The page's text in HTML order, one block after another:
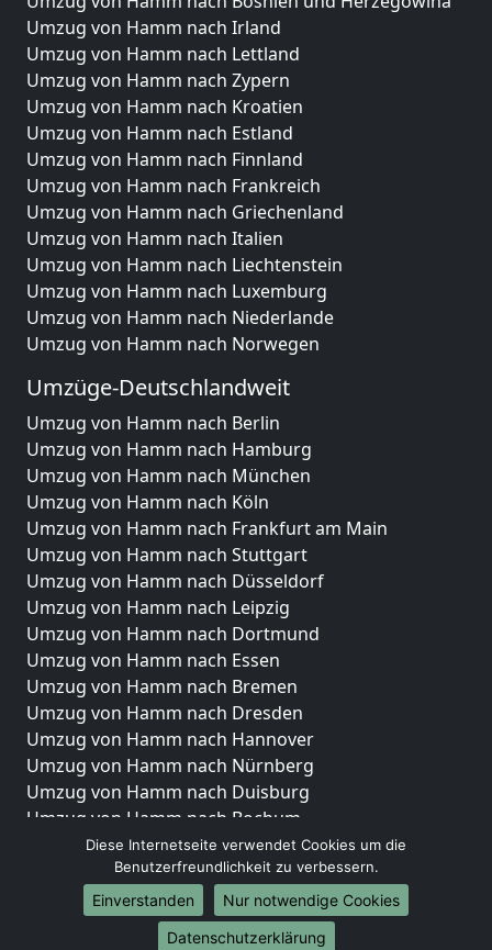
Umzug von Hamm nach Irland
Umzug von Hamm nach Lettland
Umzug von Hamm nach Zypern
Umzug von Hamm nach Kroatien
Umzug von Hamm nach Estland
Umzug von Hamm nach Finnland
Umzug von Hamm nach Frankreich
Umzug von Hamm nach Griechenland
Umzug von Hamm nach Italien
Umzug von Hamm nach Liechtenstein
Umzug von Hamm nach Luxemburg
Umzug von Hamm nach Niederlande
Umzug von Hamm nach Norwegen
Umzüge-Deutschlandweit
Umzug von Hamm nach Berlin
Umzug von Hamm nach Hamburg
Umzug von Hamm nach München
Umzug von Hamm nach Köln
Umzug von Hamm nach Frankfurt am Main
Umzug von Hamm nach Stuttgart
Umzug von Hamm nach Düsseldorf
Umzug von Hamm nach Leipzig
Umzug von Hamm nach Dortmund
Umzug von Hamm nach Essen
Umzug von Hamm nach Bremen
Umzug von Hamm nach Dresden
Umzug von Hamm nach Hannover
Umzug von Hamm nach Nürnberg
Umzug von Hamm nach Duisburg
Umzug von Hamm nach Bochum
Umzug von Hamm nach Wuppertal
Umzug von Hamm nach Bielefeld
Umzug von Hamm nach Bonn
Umzug von Hamm nach Münster
Diese Internetseite verwendet Cookies um die
Benutzerfreundlichkeit zu verbessern.
Einverstanden
Nur notwendige Cookies
Datenschutzerklärung